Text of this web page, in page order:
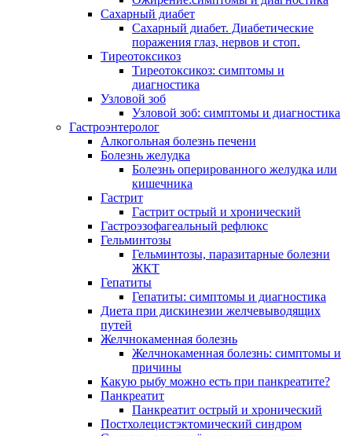
Сахарный диабет
Сахарный диабет. Диабетические
поражения глаз, нервов и стоп.
Тиреотоксикоз
Тиреотоксикоз: симптомы и
диагностика
Узловой зоб
Узловой зоб: симптомы и диагностика
Гастроэнтеролог
Алкогольная болезнь печени
Болезнь желудка
Болезнь оперированного желудка или
кишечника
Гастрит
Гастрит острый и хронический
Гастроэзофагеальный рефлюкс
Гельминтозы
Гельминтозы, паразитарные болезни
ЖКТ
Гепатиты
Гепатиты: симптомы и диагностика
Диета при дискинезии желчевыводящих
путей
Желчнокаменная болезнь
Желчнокаменная болезнь: симптомы и
причины
Какую рыбу можно есть при панкреатите?
Панкреатит
Панкреатит острый и хронический
Постхолецистэктомический синдром